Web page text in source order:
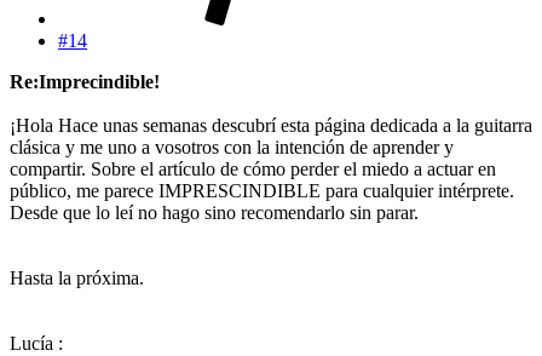
#14
Re:Imprecindible!
¡Hola Hace unas semanas descubrí esta página dedicada a la guitarra
clásica y me uno a vosotros con la intención de aprender y
compartir. Sobre el artículo de cómo perder el miedo a actuar en
público, me parece IMPRESCINDIBLE para cualquier intérprete.
Desde que lo leí no hago sino recomendarlo sin parar.
Hasta la próxima.
Lucía :